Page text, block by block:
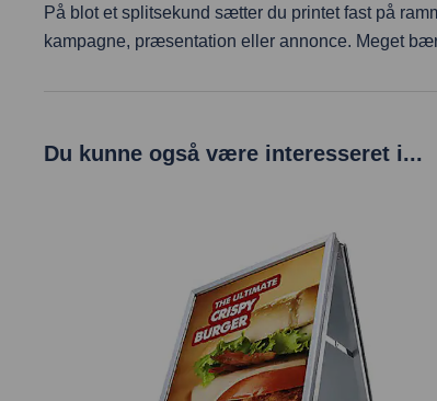
På blot et splitsekund sætter du printet fast på
kampagne, præsentation eller annonce. Meget
Du kunne også være interesseret i...